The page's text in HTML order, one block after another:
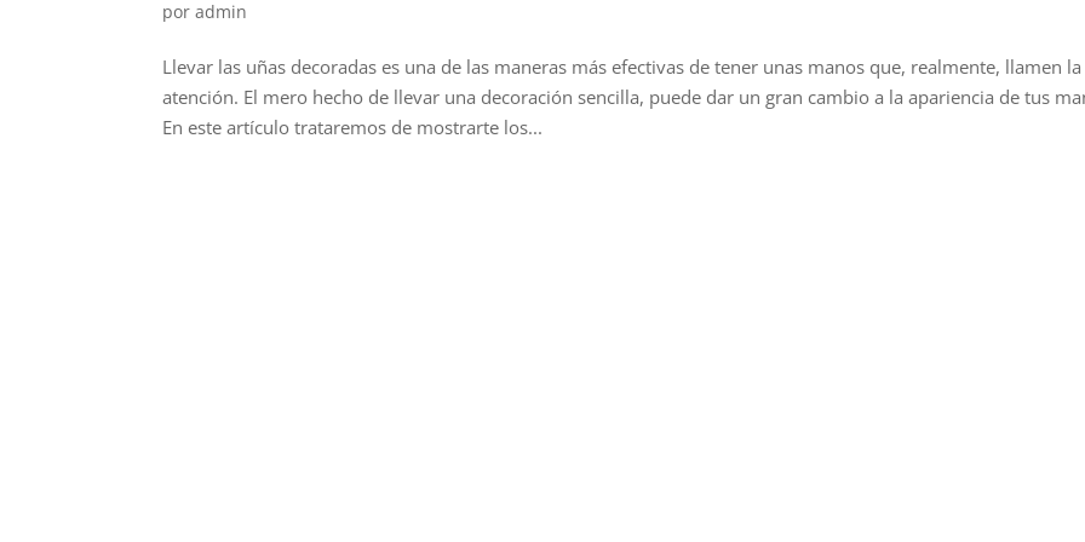
poradmin
Llevar las uñas decoradas es una de las maneras más efectivas de tener unas manos que, realmente, llamen la
atención. El mero hecho de llevar una decoración sencilla, puede dar un gran cambio a la apariencia de tus
En este artículo trataremos de mostrarte los...